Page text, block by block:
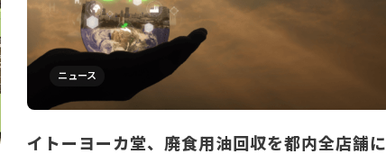
ニュース
イトーヨーカ堂、廃食用油回収を都内全店舗に